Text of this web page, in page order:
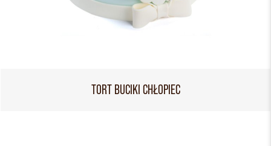
TORT BUCIKI CHŁOPIEC